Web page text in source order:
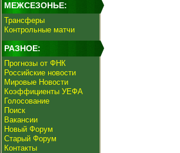
МЕЖСЕЗОНЬЕ:
Трансферы
Контрольные матчи
РАЗНОЕ:
Прогнозы от ФНК
Российские новости
Мировые Новости
Коэффициенты УЕФА
Голосование
Поиск
Вакансии
Новый Форум
Старый Форум
Контакты